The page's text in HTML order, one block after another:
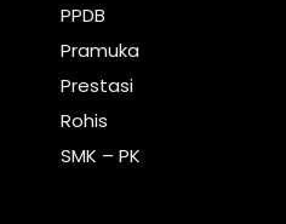
PPDB
Pramuka
Prestasi
Rohis
SMK – PK